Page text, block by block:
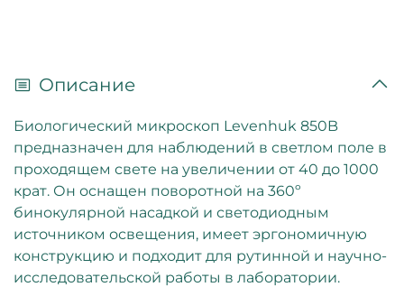
Описание
Биологический микроскоп Levenhuk 850B
предназначен для наблюдений в светлом поле в
проходящем свете на увеличении от 40 до 1000
крат. Он оснащен поворотной на 360º
бинокулярной насадкой и светодиодным
источником освещения, имеет эргономичную
конструкцию и подходит для рутинной и научно-
исследовательской работы в лаборатории.